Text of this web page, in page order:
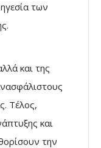
των
και της
Τέλος,
και
την